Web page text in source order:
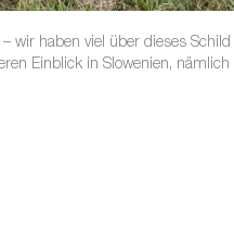
wir haben viel über dieses
Einblick in Slowenien,